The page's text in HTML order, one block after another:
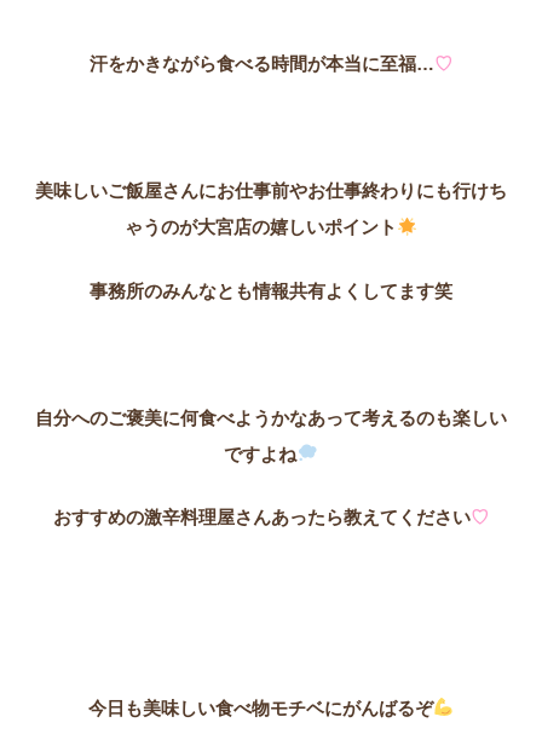
汗をかきながら食べる時間が本当に至福…♡
美味しいご飯屋さんにお仕事前やお仕事終わりにも行けち
ゃうのが大宮店の嬉しいポイント
事務所のみんなとも情報共有よくしてます笑
自分へのご褒美に何食べようかなあって考えるのも楽しい
ですよね
おすすめの激辛料理屋さんあったら教えてください♡
今日も美味しい食べ物モチベにがんばるぞ